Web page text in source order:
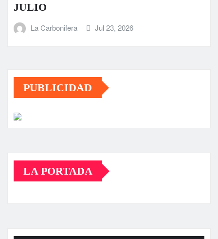
JULIO
La Carbonifera Jul 23, 2026
PUBLICIDAD
LA PORTADA